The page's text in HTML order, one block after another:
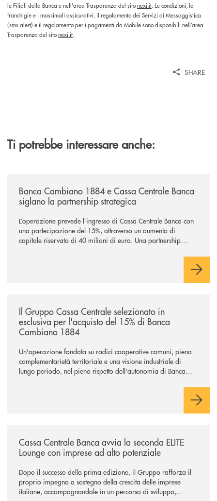
le Filiali della Banca e nell'area Trasparenza del sitonexi.it. Le condizioni, le
franchigie e i massimali assicurativi, il regolamento dei Servizi di Messaggistica
(sms alert) e il regolamento per i pagamenti da Mobile sono disponibili nell’area
Trasparenza del sitonexi.it.
SHARE
Ti potrebbe interessare anche:
Banca Cambiano 1884 e Cassa Centrale Banca
siglano la partnership strategica
L’operazione prevede l’ingresso di Cassa Centrale Banca con
una partecipazione del 15%, attraverso un aumento di
capitale riservato di 40 milioni di euro. Una partnership
comuni e sulla prossimità ai territori, per ampliare l’offerta e
Il Gruppo Cassa Centrale selezionato in
esclusiva per l'acquisto del 15% di Banca
Cambiano 1884
Un'operazione fondata su radici cooperative comuni, piena
complementarietà territoriale e una visione industriale di
lungo periodo, nel pieno rispetto dell'autonomia di Banca
negoziazione esclusiva per la finalizzazione dell’operazione.
Cassa Centrale Banca avvia la seconda ELITE
Lounge con imprese ad alto potenziale
Dopo il successo della prima edizione, il Gruppo rafforza il
proprio impegno a sostegno della crescita delle imprese
italiane, accompagnandole in un percorso di sviluppo,